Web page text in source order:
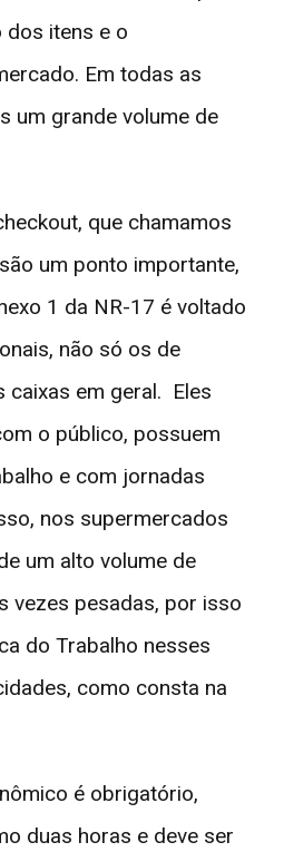
dos itens e o
Em todas as
um grande volume de
que chamamos
um ponto importante,
1 da NR-17 é voltado
não só os de
caixas em geral. Eles
o público, possuem
e com jornadas
nos supermercados
um alto volume de
vezes pesadas, por isso
do Trabalho nesses
como consta na
é obrigatório,
duas horas e deve ser